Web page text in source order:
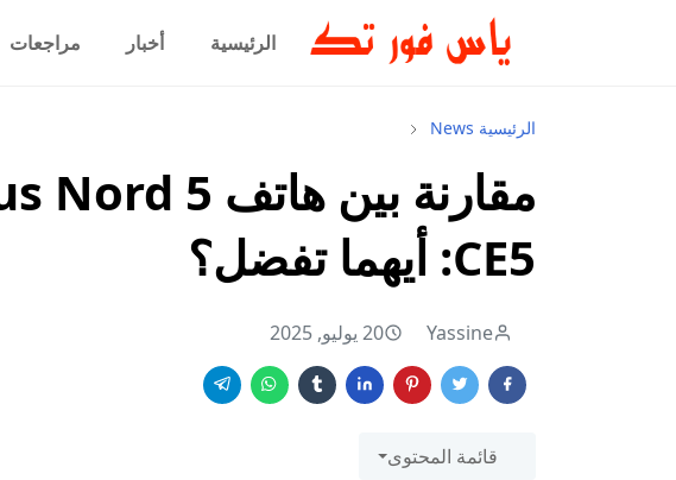
الرئيسية أخبار مراجعات
الرئيسية News
CE5: أيهما تفضل؟
Yassine 20 يوليو, 2025
قائمة المحتوى